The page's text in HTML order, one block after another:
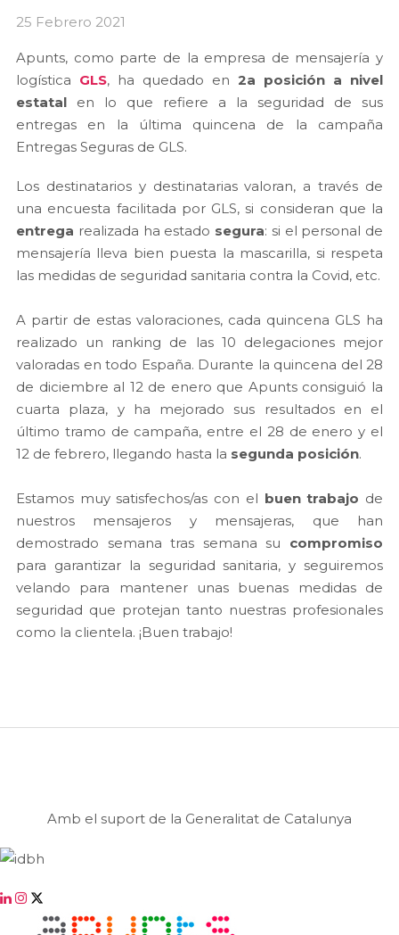
25 Febrero 2021
Apunts, como parte de la empresa de mensajería y
logística GLS, ha quedado en 2a posición a nivel
estatal en lo que refiere a la seguridad de sus
entregas en la última quincena de la campaña
Entregas Seguras de GLS.
Los destinatarios y destinatarias valoran, a través de
una encuesta facilitada por GLS, si consideran que la
entrega realizada ha estado segura: si el personal de
mensajería lleva bien puesta la mascarilla, si respeta
las medidas de seguridad sanitaria contra la Covid, etc.
A partir de estas valoraciones, cada quincena GLS ha
realizado un ranking de las 10 delegaciones mejor
valoradas en todo España. Durante la quincena del 28
de diciembre al 12 de enero que Apunts consiguió la
cuarta plaza, y ha mejorado sus resultados en el
último tramo de campaña, entre el 28 de enero y el
12 de febrero, llegando hasta la segunda posición.
Estamos muy satisfechos/as con el buen trabajo de
nuestros mensajeros y mensajeras, que han
demostrado semana tras semana su compromiso
para garantizar la seguridad sanitaria, y seguiremos
velando para mantener unas buenas medidas de
seguridad que protejan tanto nuestras profesionales
como la clientela. ¡Buen trabajo!
Amb el suport de la Generalitat de Catalunya